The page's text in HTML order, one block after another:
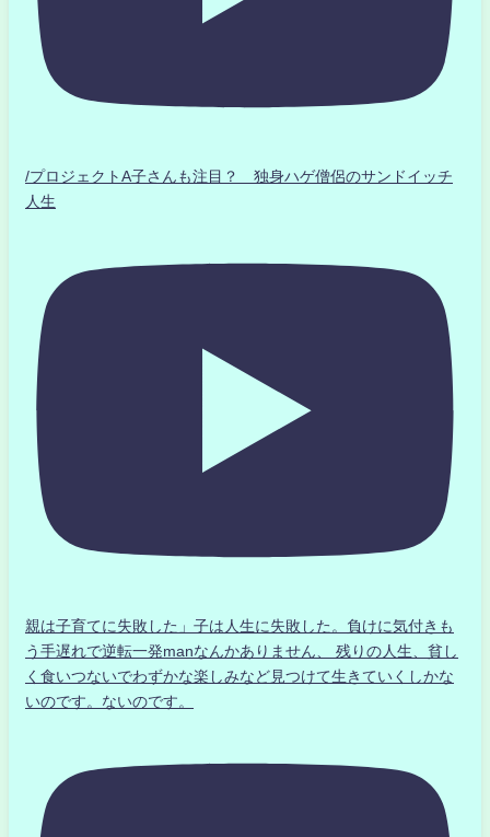
/プロジェクトA子さんも注目？ 独身ハゲ僧侶のサンドイッチ
人生
親は子育てに失敗した」子は人生に失敗した。負けに気付きも
う手遅れで逆転一発manなんかありません、 残りの人生、貧し
く食いつないでわずかな楽しみなど見つけて生きていくしかな
いのです。ないのです。